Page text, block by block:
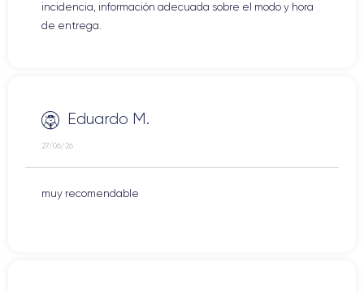
incidencia, información adecuada sobre el modo y hora
de entrega.
Eduardo M.
27/06/26
muy recomendable